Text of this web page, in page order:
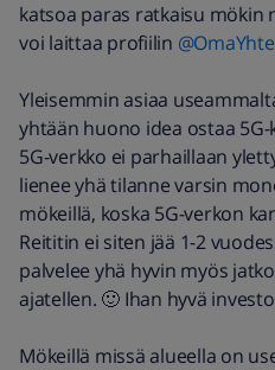
katsoa paras ratkaisu mökin
voi laittaa profiilin
Yleisemmin asiaa
yhtään huono idea ostaa
5G-verkko ei parhaillaan
lienee yhä tilanne varsin
mökeillä, koska 5G-verkon
Reititin ei siten jää 1-2
palvelee yhä hyvin myös
ajatellen. 🙂 Ihan hyvä
Mökeillä missä alueella on